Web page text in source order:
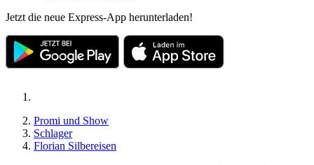
Jetzt die neue Express-App herunterladen!
Promi und Show
Schlager
Florian Silbereisen